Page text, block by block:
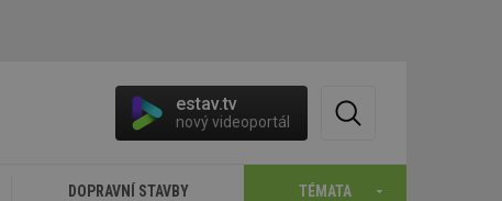
estav.tv
nový videoportál
DOPRAVNÍ STAVBY TÉMATA